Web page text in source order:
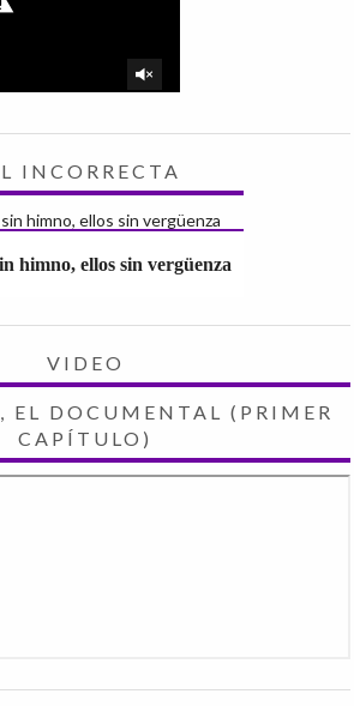
INCORRECTA
himno, ellos sin vergüenza
VIDEO
EL DOCUMENTAL (PRIMER
CAPÍTULO)